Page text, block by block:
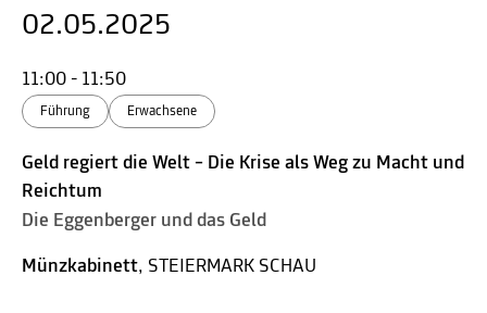
02.05.2025
11:00 - 11:50
Führung Erwachsene
Geld regiert die Welt – Die Krise als Weg zu Macht und
Reichtum
Die Eggenberger und das Geld
Münzkabinett, STEIERMARK SCHAU